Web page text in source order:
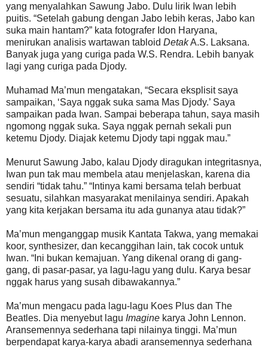
yang menyalahkan Sawung Jabo. Dulu lirik Iwan lebih
puitis. “Setelah gabung dengan Jabo lebih keras, Jabo kan
suka main hantam?” kata fotografer Idon Haryana,
menirukan analisis wartawan tabloid DetakA.S. Laksana.
Banyak juga yang curiga pada W.S. Rendra. Lebih banyak
lagi yang curiga pada Djody.
Muhamad Ma’mun mengatakan, “Secara eksplisit saya
sampaikan, ‘Saya nggak suka sama Mas Djody.’ Saya
sampaikan pada Iwan. Sampai beberapa tahun, saya masih
ngomong nggak suka. Saya nggak pernah sekali pun
ketemu Djody. Diajak ketemu Djody tapi nggak mau.”
Menurut Sawung Jabo, kalau Djody diragukan integritasnya,
Iwan pun tak mau membela atau menjelaskan, karena dia
sendiri “tidak tahu.” “Intinya kami bersama telah berbuat
sesuatu, silahkan masyarakat menilainya sendiri. Apakah
yang kita kerjakan bersama itu ada gunanya atau tidak?”
Ma’mun menganggap musik Kantata Takwa, yang memakai
koor, synthesizer, dan kecanggihan lain, tak cocok untuk
Iwan. “Ini bukan kemajuan. Yang dikenal orang di gang-
gang, di pasar-pasar, ya lagu-lagu yang dulu. Karya besar
nggak harus yang susah dibawakannya.”
Ma’mun mengacu pada lagu-lagu Koes Plus dan The
Beatles. Dia menyebut lagu Imagine karya John Lennon.
Aransemennya sederhana tapi nilainya tinggi. Ma’mun
berpendapat karya-karya abadi aransemennya sederhana